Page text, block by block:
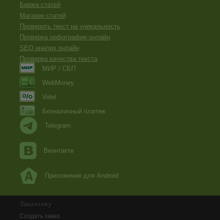
Биржа статей
Магазин статей
Проверить текст на уникальность
Проверка орфографии онлайн
SEO анализ онлайн
Проверка качества текста
МИР / СБП
WebMoney
Volet
Безналичный платеж
Telegram
Вконтакте
Приложение для Android
Заказчику
Создать заказ